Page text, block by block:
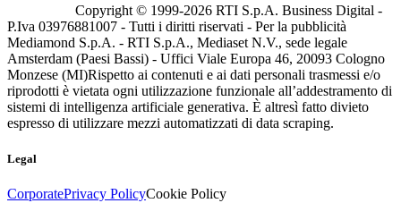
Copyright © 1999-2026 RTI S.p.A. Business Digital -
P.Iva 03976881007 - Tutti i diritti riservati - Per la pubblicità
Mediamond S.p.A. - RTI S.p.A., Mediaset N.V., sede legale
Amsterdam (Paesi Bassi) - Uffici Viale Europa 46, 20093 Cologno
Monzese (MI)Rispetto ai contenuti e ai dati personali trasmessi e/o
riprodotti è vietata ogni utilizzazione funzionale all’addestramento di
sistemi di intelligenza artificiale generativa. È altresì fatto divieto
espresso di utilizzare mezzi automatizzati di data scraping.
Legal
CorporatePrivacy PolicyCookie Policy